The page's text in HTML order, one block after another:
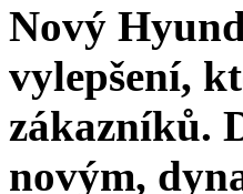
Nový
vylepšení,
zákazníků.
novým,